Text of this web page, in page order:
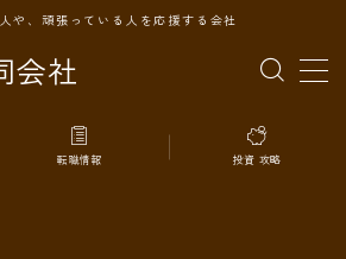
会社
や、頑張っている人を応援する会社
転職情報 投資 攻略